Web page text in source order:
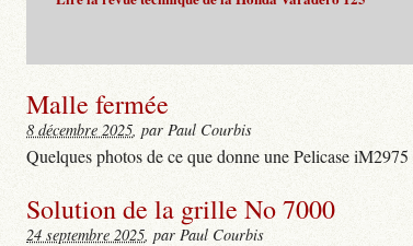
Malle fermée
8 décembre 2025, par Paul Courbis
Quelques photos de ce que donne une Pelicase
Solution de la grille No 7000
24 septembre 2025, par Paul Courbis